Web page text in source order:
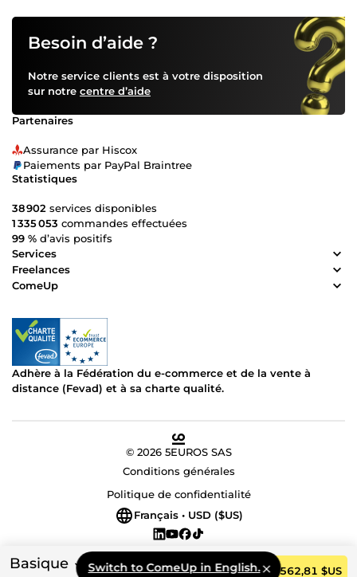
Basique Commander 562,81 $US
Switch to ComeUp in English.
Besoin d’aide ?
Notre service clients est à votre disposition
sur notre centre d’aide
Partenaires
Assurance par Hiscox
Paiements par PayPal Braintree
Statistiques
38 902 services disponibles
1 335 053 commandes effectuées
99 % d’avis positifs
Services
Freelances
ComeUp
Adhère à la Fédération du e-commerce et de la vente à
distance (Fevad) et à sa charte qualité.
© 2026 5EUROS SAS
Conditions générales
Politique de confidentialité
Français • USD ($US)